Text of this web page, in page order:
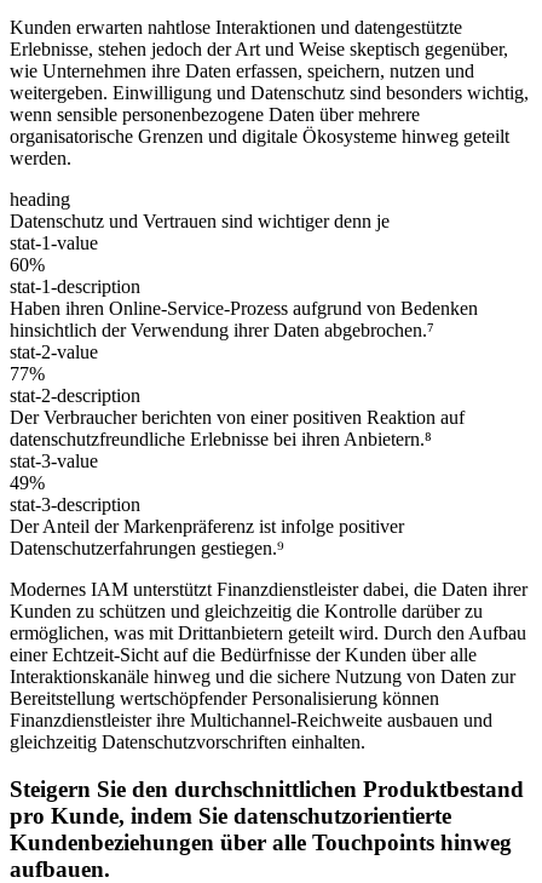
Kunden erwarten nahtlose Interaktionen und datengestützte
Erlebnisse, stehen jedoch der Art und Weise skeptisch gegenüber,
wie Unternehmen ihre Daten erfassen, speichern, nutzen und
weitergeben. Einwilligung und Datenschutz sind besonders wichtig,
wenn sensible personenbezogene Daten über mehrere
organisatorische Grenzen und digitale Ökosysteme hinweg geteilt
werden.
heading
Datenschutz und Vertrauen sind wichtiger denn je
stat-1-value
60%
stat-1-description
Haben ihren Online-Service-Prozess aufgrund von Bedenken
hinsichtlich der Verwendung ihrer Daten abgebrochen.⁷
stat-2-value
77%
stat-2-description
Der Verbraucher berichten von einer positiven Reaktion auf
datenschutzfreundliche Erlebnisse bei ihren Anbietern.⁸
stat-3-value
49%
stat-3-description
Der Anteil der Markenpräferenz ist infolge positiver
Datenschutzerfahrungen gestiegen.⁹
Modernes IAM unterstützt Finanzdienstleister dabei, die Daten ihrer
Kunden zu schützen und gleichzeitig die Kontrolle darüber zu
ermöglichen, was mit Drittanbietern geteilt wird. Durch den Aufbau
einer Echtzeit-Sicht auf die Bedürfnisse der Kunden über alle
Interaktionskanäle hinweg und die sichere Nutzung von Daten zur
Bereitstellung wertschöpfender Personalisierung können
Finanzdienstleister ihre Multichannel-Reichweite ausbauen und
gleichzeitig Datenschutzvorschriften einhalten.
Steigern Sie den durchschnittlichen Produktbestand
pro Kunde, indem Sie datenschutzorientierte
Kundenbeziehungen über alle Touchpoints hinweg
aufbauen.